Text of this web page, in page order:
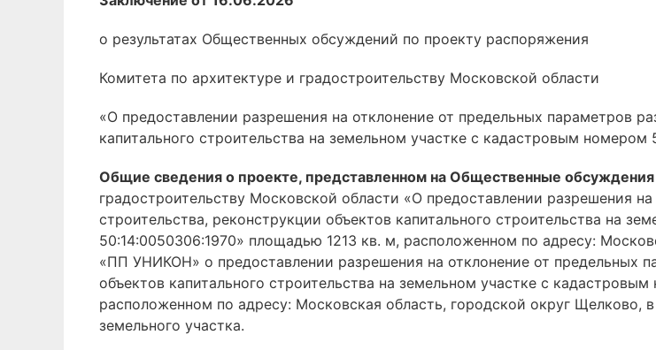
о результатах Общественных обсуждений по проекту распоряжения
Комитета по архитектуре и градостроительству Московской области
«О предоставлении разрешения на отклонение от предельных параметров
капитального строительства на земельном участке с кадастровым номером
Общие сведения о проекте, представленном на Общественные обсуждения
градостроительству Московской области «О предоставлении разрешения
строительства, реконструкции объектов капитального строительства на
50:14:0050306:1970» площадью 1213 кв. м, расположенном по адресу:
«ПП УНИКОН» о предоставлении разрешения на отклонение от предельных
объектов капитального строительства на земельном участке с
расположенном по адресу: Московская область, городской округ Щелково,
земельного участка.